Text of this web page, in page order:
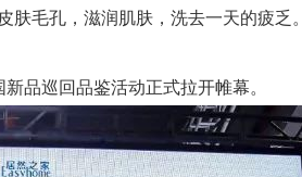
毛孔，滋润肌肤，洗去一天的疲
品巡回品鉴活动正式拉开帷幕。